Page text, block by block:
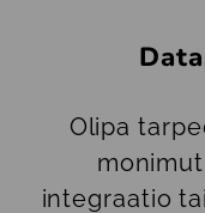
Olipa
integraatio